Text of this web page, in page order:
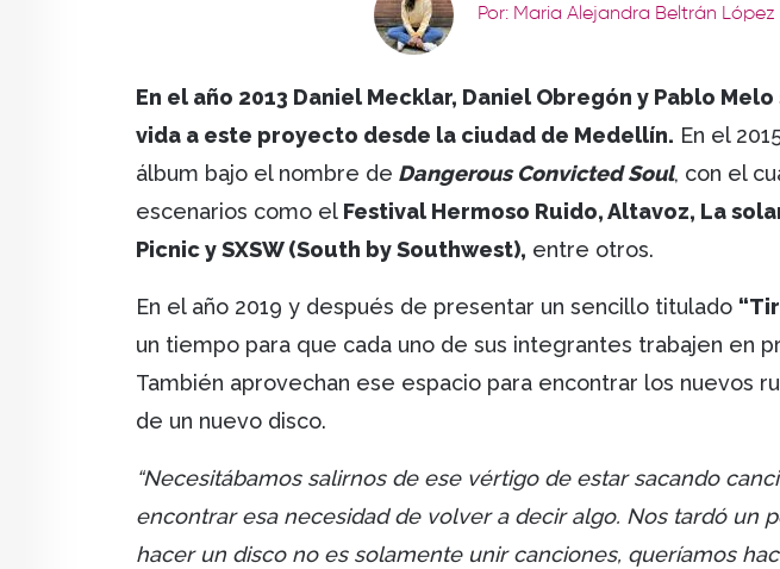
Por: Maria Alejandra Beltrán López
En el año 2013 Daniel Mecklar, Daniel Obregón y Pablo
vida a este proyecto desde la ciudad de Medellín. En el
álbum bajo el nombre de Dangerous Convicted Soul, con el
escenarios como el Festival Hermoso Ruido, Altavoz, La
Picnic y SXSW (South by Southwest), entre otros.
En el año 2019 y después de presentar un sencillo titulado
un tiempo para que cada uno de sus integrantes trabajen en
También aprovechan ese espacio para encontrar los nuevos
de un nuevo disco.
“Necesitábamos salirnos de ese vértigo de estar sacando
encontrar esa necesidad de volver a decir algo. Nos tardó un
hacer un disco no es solamente unir canciones, queríamos